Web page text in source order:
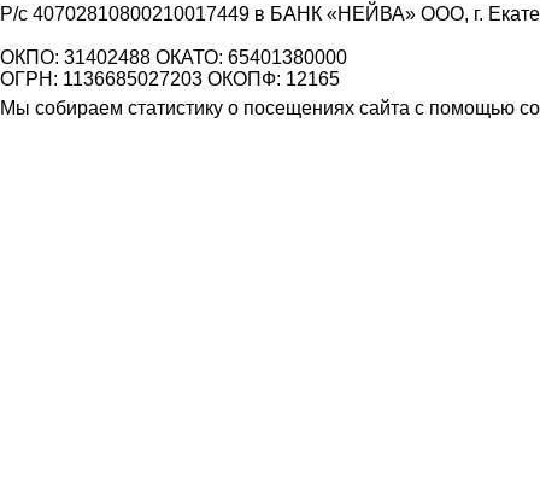
Р/с 40702810800210017449 в БАНК «НЕЙВА» ООО, г.
ОКПО: 31402488 ОКАТО: 65401380000
ОГРН: 1136685027203 ОКОПФ: 12165
Мы собираем статистику о посещениях сайта с помощью